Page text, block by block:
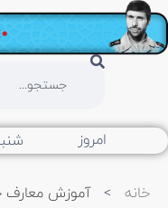
امروز شنبه ۱۷
خانه >
آموزش معارف